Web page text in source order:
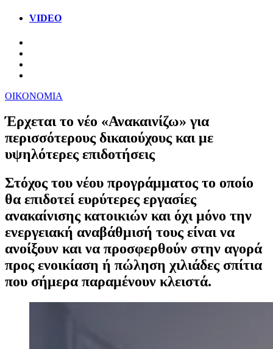
VIDEO
ΟΙΚΟΝΟΜΙΑ
Έρχεται το νέο «Ανακαινίζω» για
περισσότερους δικαιούχους και με
υψηλότερες επιδοτήσεις
Στόχος του νέου προγράμματος το οποίο
θα επιδοτεί ευρύτερες εργασίες
ανακαίνισης κατοικιών και όχι μόνο την
ενεργειακή αναβάθμισή τους είναι να
ανοίξουν και να προσφερθούν στην αγορά
προς ενοικίαση ή πώληση χιλιάδες σπίτια
που σήμερα παραμένουν κλειστά.